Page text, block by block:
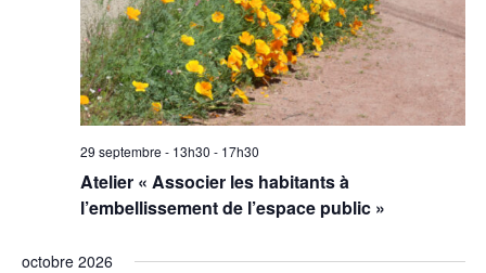
Atelier « Associer les habitants à
l’embellissement de l’espace public »
29 septembre - 13h30 - 17h30
octobre 2026